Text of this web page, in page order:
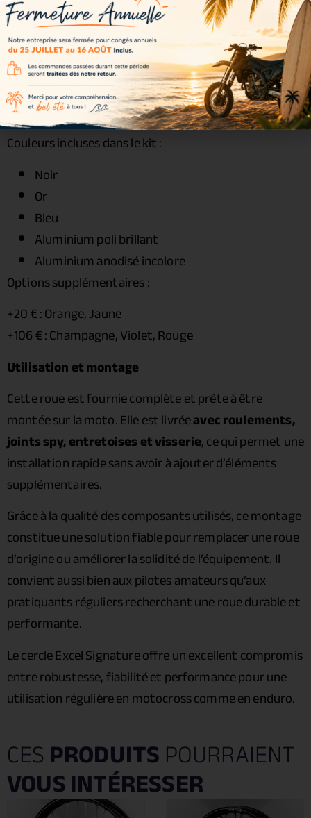
Roulements : inclus
Joints spy : inclus
Entretoises : incluses
Visserie : incluse
Couleurs disponibles
Couleurs incluses dans le kit :
Noir
Or
Bleu
Aluminium poli brillant
Aluminium anodisé incolore
Options supplémentaires :
+20 € : Orange, Jaune
+106 € : Champagne, Violet, Rouge
Utilisation et montage
Cette roue est fournie complète et prête à être
montée sur la moto. Elle est livréeavec roulements,
joints spy, entretoises et visserie, ce qui permet une
installation rapide sans avoir à ajouter d’éléments
supplémentaires.
Grâce à la qualité des composants utilisés, ce montage
constitue une solution fiable pour remplacer une roue
d’origine ou améliorer la solidité de l’équipement. Il
convient aussi bien aux pilotes amateurs qu’aux
pratiquants réguliers recherchant une roue durable et
performante.
Le cercle Excel Signature offre un excellent compromis
entre robustesse, fiabilité et performance pour une
utilisation régulière en motocross comme en enduro.
CESPRODUITSPOURRAIENT
VOUS INTÉRESSER